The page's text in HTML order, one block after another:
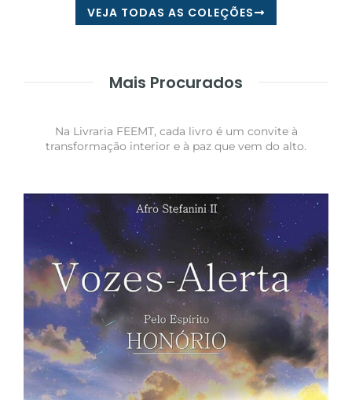
VEJA TODAS AS COLEÇÕES
Mais Procurados
Na Livraria FEEMT, cada livro é um convite à
transformação interior e à paz que vem do alto.